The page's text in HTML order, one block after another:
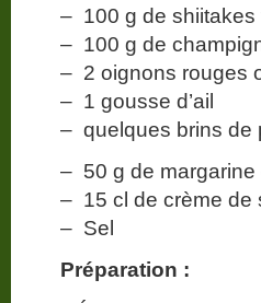
– 100 g de shiitakes
– 100 g de
– 2 oignons rouges
– 1 gousse d’ail
– quelques brins de
– 50 g de margarine
– 15 cl de crème de
– Sel
Préparation :